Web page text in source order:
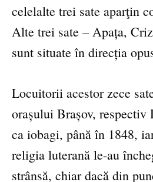
celelalte trei sate aparţin
Alte trei sate – Apața,
sunt situate în direcția
Locuitorii acestor zece
orașului Brașov,
ca iobagi, până în 1848,
religia luterană le-au
strânsă, chiar dacă din